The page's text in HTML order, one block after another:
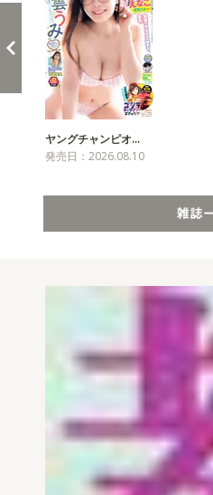
ヤングチャンピオ…
発売日：2026.08.10